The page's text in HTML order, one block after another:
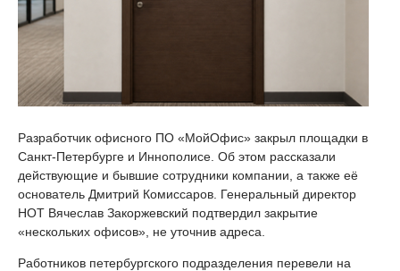
Разработчик офисного ПО «МойОфис» закрыл площадки в
Санкт-Петербурге и Иннополисе. Об этом рассказали
действующие и бывшие сотрудники компании, а также её
основатель Дмитрий Комиссаров. Генеральный директор
НОТ Вячеслав Закоржевский подтвердил закрытие
«нескольких офисов», не уточнив адреса.
Работников петербургского подразделения перевели на